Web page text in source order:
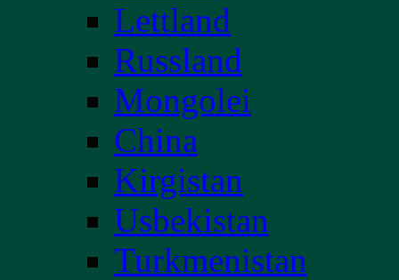
Lettland
Russland
Mongolei
China
Kirgistan
Usbekistan
Turkmenistan